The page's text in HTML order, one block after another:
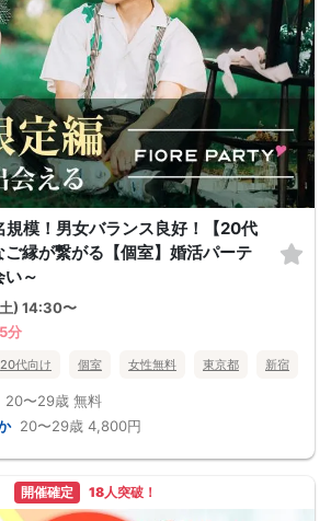
規模！男女バランス良好！【20代
縁が繋がる【個室】婚活パーテ
い～
) 14:30〜
分
20代向け 個室 女性無料 東京都 新宿
20〜29歳 無料
20〜29歳 4,800円
開催確定 18人突破！